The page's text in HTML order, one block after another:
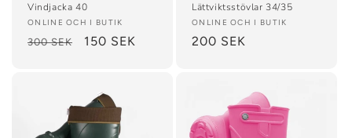
Vindjacka 40
Säljare:
ONLINE OCH I BUTIK
Ordinarie
300 SEK Försäljningspris
150 SEK
Lättviktsstövlar 34/35
Säljare:
ONLINE OCH I BUTIK
Ordinarie
200 SEK